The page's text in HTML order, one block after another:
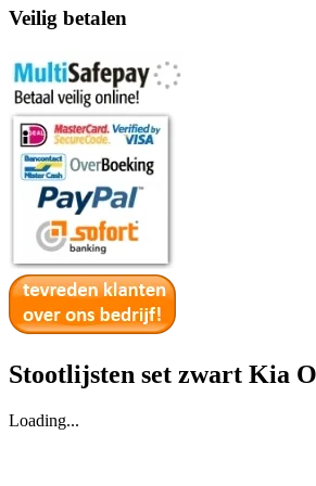
Veilig betalen
Stootlijsten set zwart Kia
Loading...